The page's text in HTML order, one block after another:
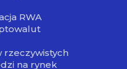
RWA
rzeczywistych
na rynek